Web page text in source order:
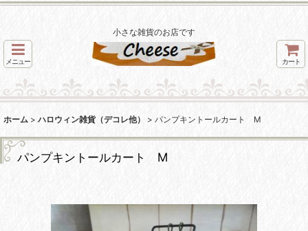
小さな雑貨のお店です
メニュー カート
ホーム > ハロウィン雑貨（デコレ他） > パンプキントールカート M
パンプキントールカート M